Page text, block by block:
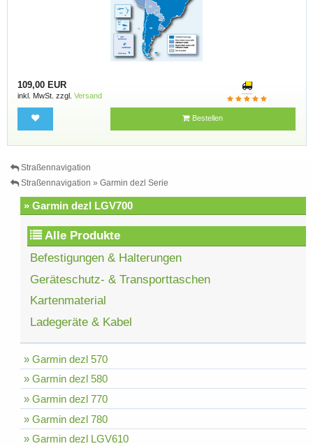
109,00 EUR
inkl. MwSt. zzgl. Versand
Bestellen
Straßennavigation
Straßennavigation » Garmin dezl Serie
» Garmin dezl LGV700
Alle Produkte
Befestigungen & Halterungen
Geräteschutz- & Transporttaschen
Kartenmaterial
Ladegeräte & Kabel
» Garmin dezl 570
» Garmin dezl 580
» Garmin dezl 770
» Garmin dezl 780
» Garmin dezl LGV610